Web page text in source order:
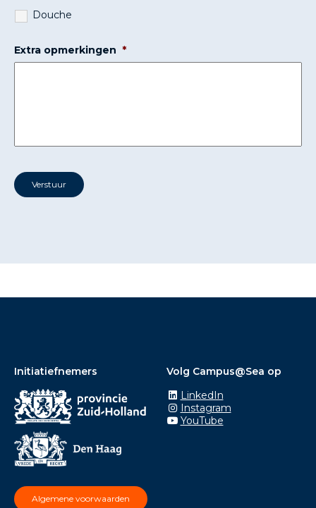
Douche
Extra opmerkingen *
Verstuur
Initiatiefnemers
Algemene voorwaarden
Volg Campus@Sea op
LinkedIn
Instagram
YouTube